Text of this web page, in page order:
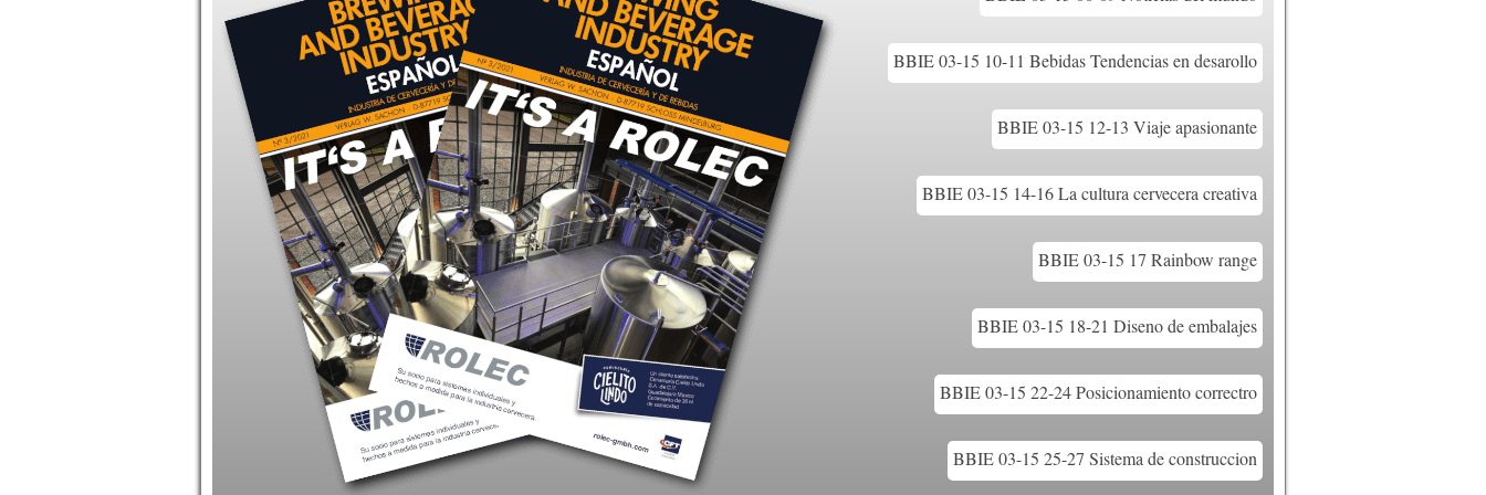
BBIE 03-15 10-11 Bebidas Tendencias en desarollo
BBIE 03-15 12-13 Viaje apasionante
BBIE 03-15 14-16 La cultura cervecera creativa
BBIE 03-15 17 Rainbow range
BBIE 03-15 18-21 Diseno de embalajes
BBIE 03-15 22-24 Posicionamiento correctro
BBIE 03-15 25-27 Sistema de construccion